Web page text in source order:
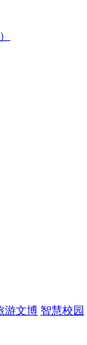
游文博 智慧校园